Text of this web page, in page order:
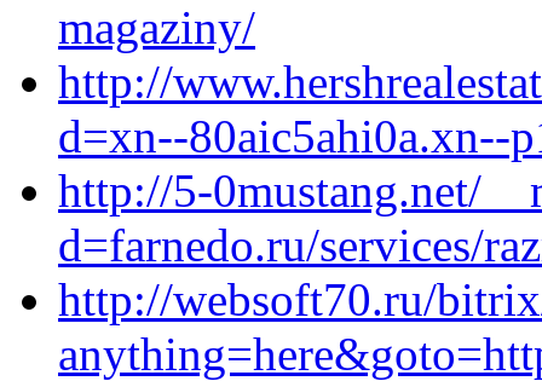
magaziny/
http://
d=xn--80aic5ahi0a.xn--
http://5-0mustang.net/
d=farnedo.ru/services/
http://websoft70.ru/